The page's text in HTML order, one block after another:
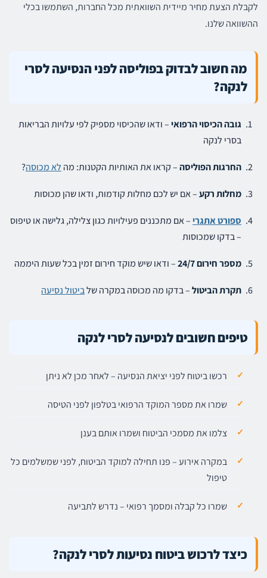
לקבלת הצעת מחיר מיידית השוואתית מכל החברות, השתמשו בכלי
ההשוואה שלנו.
מה חשוב לבדוק בפוליסה לפני הנסיעה לסרי
לנקה?
גובה הכיסוי הרפואי– ודאו שהכיסוי מספיק לפי עלויות הבריאות
בסרי לנקה
החרגות הפוליסה– קראו את האותיות הקטנות: מה לא מכוסה?
מחלות רקע– אם יש לכם מחלות קודמות, ודאו שהן מכוסות
ספורט אתגרי– אם מתכננים פעילויות כגון צלילה, גלישה או טיפוס
– בדקו שמכוסות
מספר חירום 24/7 – ודאו שיש מוקד חירום זמין בכל שעות היממה
תקרת הביטול– בדקו מה מכוסה במקרה שלביטול נסיעה
טיפים חשובים לנסיעה לסרי לנקה
רכשו ביטוח לפני יציאת הנסיעה – לאחר מכן לא ניתן
שמרו את מספר המוקד הרפואי בטלפון לפני הטיסה
צלמו את מסמכי הביטוח ושמרו אותם בענן
במקרה אירוע – פנו תחילה למוקד הביטוח, לפני שמשלמים כל
טיפול
שמרו כל קבלה ומסמך רפואי – נדרש לתביעה
כיצד לרכוש ביטוח נסיעות לסרי לנקה?